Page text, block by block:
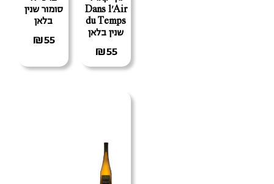
Dans l'Air
du Temps
שנין בלאן
₪55
סומור שנין
בלאן
₪55